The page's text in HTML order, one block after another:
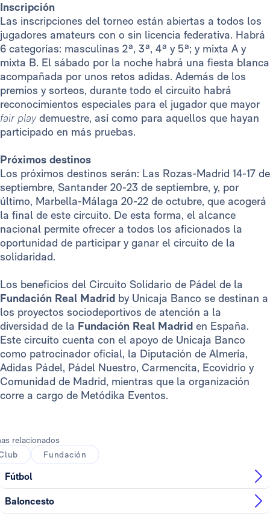
Inscripción
Las inscripciones del torneo están abiertas a todos los
jugadores amateurs con o sin licencia federativa. Habrá
6 categorías: masculinas 2ª, 3ª, 4ª y 5ª; y mixta A y
mixta B. El sábado por la noche habrá una fiesta blanca
acompañada por unos retos adidas. Además de los
premios y sorteos, durante todo el circuito habrá
reconocimientos especiales para el jugador que mayor
fair playdemuestre, así como para aquellos que hayan
participado en más pruebas.
Próximos destinos
Los próximos destinos serán: Las Rozas-Madrid 14-17 de
septiembre, Santander 20-23 de septiembre, y, por
último, Marbella-Málaga 20-22 de octubre, que acogerá
la final de este circuito. De esta forma, el alcance
nacional permite ofrecer a todos los aficionados la
oportunidad de participar y ganar el circuito de la
solidaridad.
Los beneficios del Circuito Solidario de Pádel de la
Fundación Real Madrid by Unicaja Banco se destinan a
los proyectos sociodeportivos de atención a la
diversidad de la Fundación Real Madrid en España.
Este circuito cuenta con el apoyo de Unicaja Banco
como patrocinador oficial, la Diputación de Almería,
Adidas Pádel, Pádel Nuestro, Carmencita, Ecovidrio y
Comunidad de Madrid, mientras que la organización
corre a cargo de Metódika Eventos.
relacionados
Fundación
Fútbol
Baloncesto